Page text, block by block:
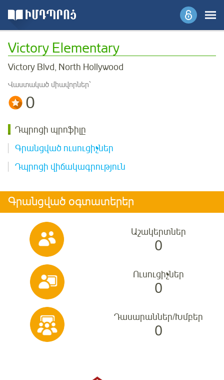
Victory Elementary
Victory Blvd, North Hollywood
Վաստակած միավորներ՝
0
Դպրոցի պրոֆիլը
Գրանցված ուսուցիչներ
Դպրոցի վիճակագրություն
Գրանցված օգտատերեր
Աշակերտներ
0
Ուսուցիչներ
0
Դասարաններ/Խմբեր
0